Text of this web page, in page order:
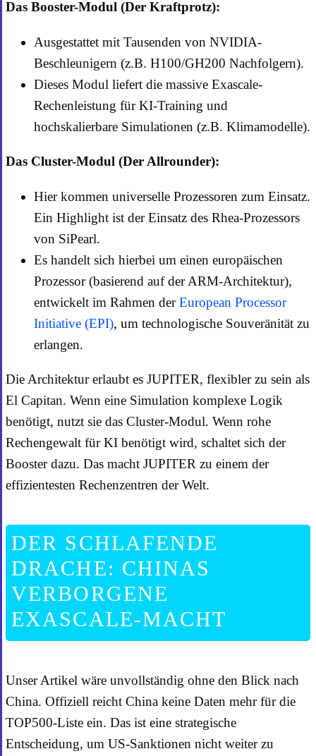
Das Booster-Modul (Der Kraftprotz):
Ausgestattet mit Tausenden von NVIDIA-
Beschleunigern (z.B. H100/GH200 Nachfolgern).
Dieses Modul liefert die massive Exascale-
Rechenleistung für KI-Training und
hochskalierbare Simulationen (z.B. Klimamodelle).
Das Cluster-Modul (Der Allrounder):
Hier kommen universelle Prozessoren zum Einsatz.
Ein Highlight ist der Einsatz des Rhea-Prozessors
von SiPearl.
Es handelt sich hierbei um einen europäischen
Prozessor (basierend auf der ARM-Architektur),
entwickelt im Rahmen derEuropean Processor
Initiative (EPI), um technologische Souveränität zu
erlangen.
Die Architektur erlaubt es JUPITER, flexibler zu sein als
El Capitan. Wenn eine Simulation komplexe Logik
benötigt, nutzt sie das Cluster-Modul. Wenn rohe
Rechengewalt für KI benötigt wird, schaltet sich der
Booster dazu. Das macht JUPITER zu einem der
effizientesten Rechenzentren der Welt.
DER SCHLAFENDE
DRACHE: CHINAS
VERBORGENE
EXASCALE-MACHT
Unser Artikel wäre unvollständig ohne den Blick nach
China. Offiziell reicht China keine Daten mehr für die
TOP500-Liste ein. Das ist eine strategische
Entscheidung, um US-Sanktionen nicht weiter zu